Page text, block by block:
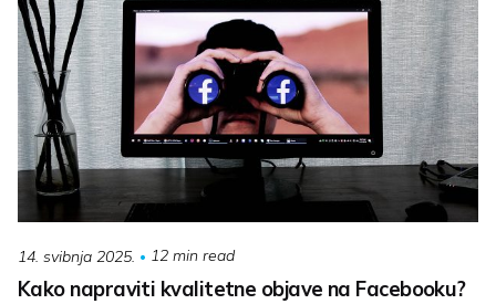
14. svibnja 2025. 12 min read
Kako napraviti kvalitetne objave na Facebooku?